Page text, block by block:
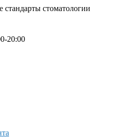
стоматологии
20:00